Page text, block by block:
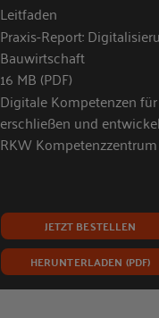
Leitfaden
Praxis-Report:
Bauwirtschaft
16 MB (PDF)
Digitale Kompetenzen
erschließen und
RKW Kompetenzzentrum
JETZT BESTELLEN
HERUNTERLADEN (PDF)